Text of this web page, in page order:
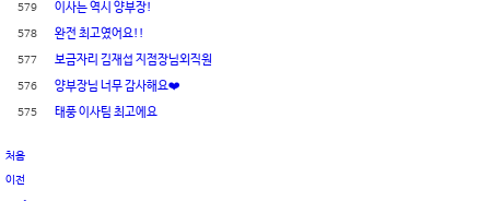
579
이사는 역시 양부장!
578
완전 최고였어요!!
577
보금자리 김재섭 지점장님외직원
576
양부장님 너무 감사해요❤️
575
태풍 이사팀 최고에요
처음
이전